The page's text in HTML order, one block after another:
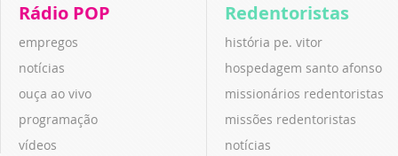
Rádio POP
empregos
notícias
ouça ao vivo
programação
vídeos
Redentoristas
história pe. vitor
hospedagem santo afonso
missionários redentoristas
missões redentoristas
notícias